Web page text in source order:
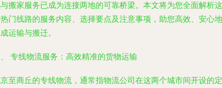
搬家服务已成为连接两地的可靠桥梁。本文将为您全面解析这
门线路的服务内容、选择要点及注意事项，助您高效、安心地
运输与搬迁。
专线物流服务：高效精准的货物运输
至商丘的专线物流，通常指物流公司在这两个城市间开设的定